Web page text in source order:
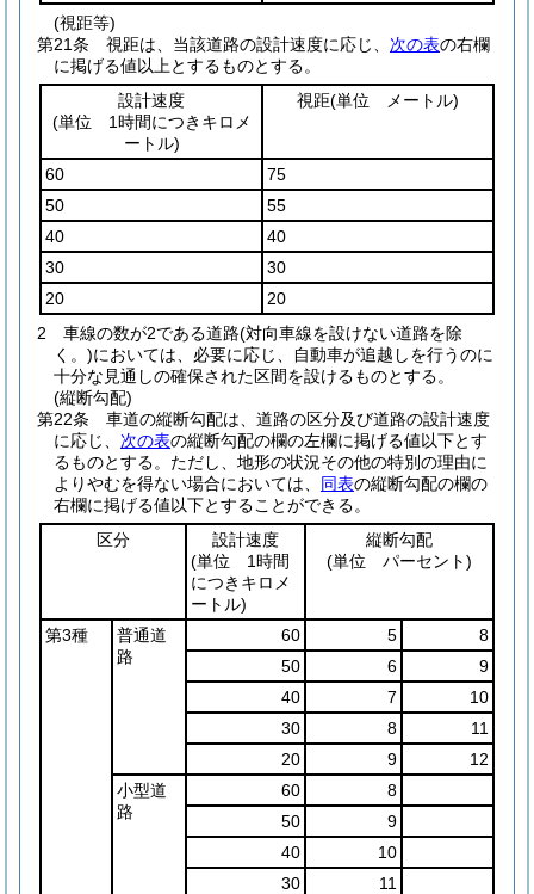
(視距等)
第21条
視距は、当該道路の設計速度に応じ、 次の表の右欄
に掲げる値以上とするものとする。
設計速度
(単位 1時間につきキロメ
ートル)
視距(単位 メートル)
60
75
50
55
40
40
30
30
20
20
2
車線の数が2である道路(対向車線を設けない道路を除
く。)においては、必要に応じ、自動車が追越しを行うのに
十分な見通しの確保された区間を設けるものとする。
(縦断勾配)
第22条
車道の縦断勾配は、道路の区分及び道路の設計速度
に応じ、 次の表の縦断勾配の欄の左欄に掲げる値以下とす
るものとする。 ただし、地形の状況その他の特別の理由に
よりやむを得ない場合においては、 同表の縦断勾配の欄の
右欄に掲げる値以下とすることができる。
区分
設計速度
(単位 1時間
につきキロメ
ートル)
縦断勾配
(単位 パーセント)
第3種
普通道
路
60 5
8
50
6
9
40
7
10
30
8
11
20
9
12
小型道
路
60
8
50
9
40
10
30
11